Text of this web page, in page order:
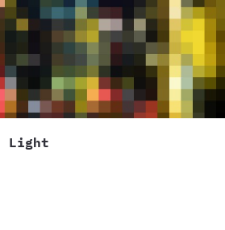
Light